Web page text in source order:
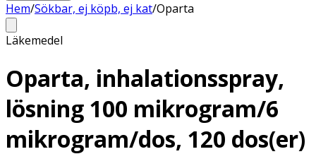
Hem/Sökbar, ej köpb, ej kat/Oparta
Läkemedel
Oparta, inhalationsspray,
lösning 100 mikrogram/6
mikrogram/dos, 120 dos(er)